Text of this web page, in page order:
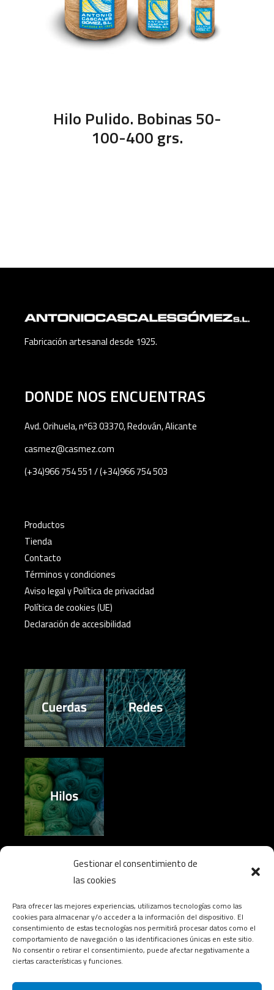
Gestionar el consentimiento de
las cookies
Para ofrecer las mejores experiencias, utilizamos tecnologías como las
cookies para almacenar y/o acceder a la información del dispositivo. El
consentimiento de estas tecnologías nos permitirá procesar datos como el
comportamiento de navegación o las identificaciones únicas en este sitio.
No consentir o retirar el consentimiento, puede afectar negativamente a
ciertas características y funciones.
Hilo Pulido. Bobinas 50-
100-400 grs.
Fabricación artesanal desde 1925.
DONDE NOS ENCUENTRAS
Avd. Orihuela, nº63 03370, Redován, Alicante
casmez@casmez.com
(+34)966 754 551 / (+34)966 754 503
Productos
Tienda
Contacto
Términos y condiciones
Aviso legal y Política de privacidad
Política de cookies (UE)
Declaración de accesibilidad
© 2023 Antonio Cascales Gómez, Todos los derechos
reservados.